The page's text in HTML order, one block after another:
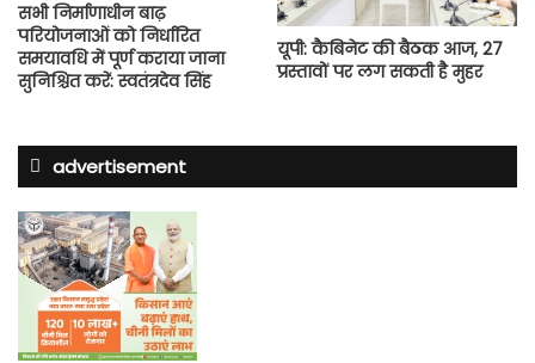
सभी निर्माणाधीन बाढ़
परियोजनाओं को निर्धारित
समयावधि में पूर्ण कराया जाना
सुनिश्चित करें: स्वतंत्रदेव सिंह
यूपी: कैबिनेट की बैठक आज, 27
प्रस्तावों पर लग सकती है मुहर
advertisement